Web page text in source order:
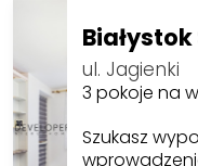
ul. Jagienki
3 pokoje na
Szukasz